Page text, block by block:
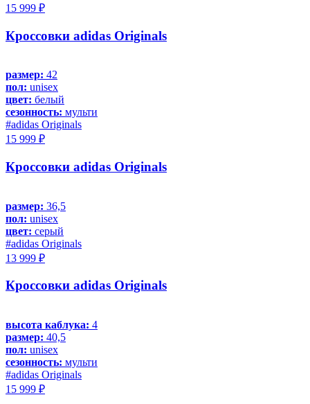
15 999 ₽
Кроссовки adidas Originals
размер: 42
пол: unisex
цвет: белый
сезонность: мульти
#adidas Originals
15 999 ₽
Кроссовки adidas Originals
размер: 36,5
пол: unisex
цвет: серый
#adidas Originals
13 999 ₽
Кроссовки adidas Originals
высота каблука: 4
размер: 40,5
пол: unisex
сезонность: мульти
#adidas Originals
15 999 ₽